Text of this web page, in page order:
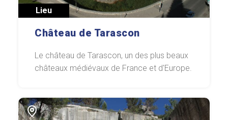
Lieu
Château de Tarascon
Le château de Tarascon, un des plus beaux
châteaux médiévaux de France et d'Europe.